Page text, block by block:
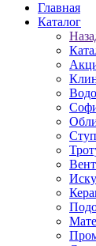
Главная
Каталог